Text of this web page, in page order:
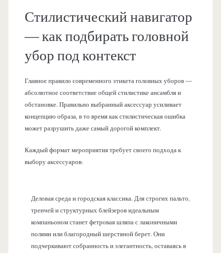
Стилистический навигатор
— как подбирать головной
убор под контекст
Главное правило современного этикета головных уборов —
абсолютное соответствие общей стилистике ансамбля и
обстановке. Правильно выбранный аксессуар усиливает
концепцию образа, в то время как стилистическая ошибка
может разрушить даже самый дорогой комплект.
Каждый формат мероприятия требует своего подхода к
выбору аксессуаров:
Деловая среда и городская классика. Для строгих пальто,
тренчей и структурных блейзеров идеальным
компаньоном станет фетровая шляпа с лаконичными
полями или благородный шерстяной берет. Они
подчеркивают собранность и элегантность, оставаясь в